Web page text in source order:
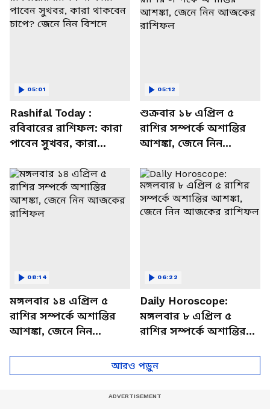
Rashifal Today :
রবিবারের রাশিফল: কারা
পাবেন সুখবর, কারা
বিশদে
05:01
শুক্রবার ১৮ এপ্রিল ৫
রাশির সম্পর্কে অশান্তির
আশঙ্কা, জেনে নিন
05:12
মঙ্গলবার ১৪ এপ্রিল ৫
রাশির সম্পর্কে অশান্তির
আশঙ্কা, জেনে নিন
08:14
Daily Horoscope:
মঙ্গলবার ৮ এপ্রিল ৫
রাশির সম্পর্কে অশান্তির
আজকের রাশিফল
06:22
আরও পড়ুন